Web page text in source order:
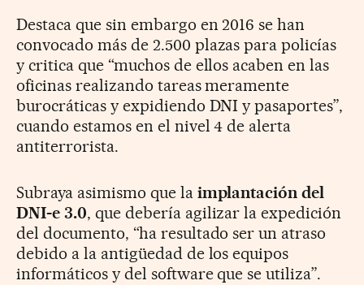
Destaca que sin embargo en 2016 se han
convocado más de 2.500 plazas para policías
y critica que “muchos de ellos acaben en las
oficinas realizando tareas meramente
burocráticas y expidiendo DNI y pasaportes”,
cuando estamos en el nivel 4 de alerta
antiterrorista.
Subraya asimismo que la implantación del
DNI-e 3.0, que debería agilizar la expedición
del documento, “ha resultado ser un atraso
debido a la antigüedad de los equipos
informáticos y del software que se utiliza”.